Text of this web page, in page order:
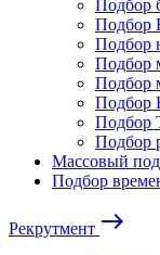
Подбор
Подбор
Подбор
Подбор
Подбор
Подбор
Подбор
Подбор
Массовый
Подбор
Рекрутмент east